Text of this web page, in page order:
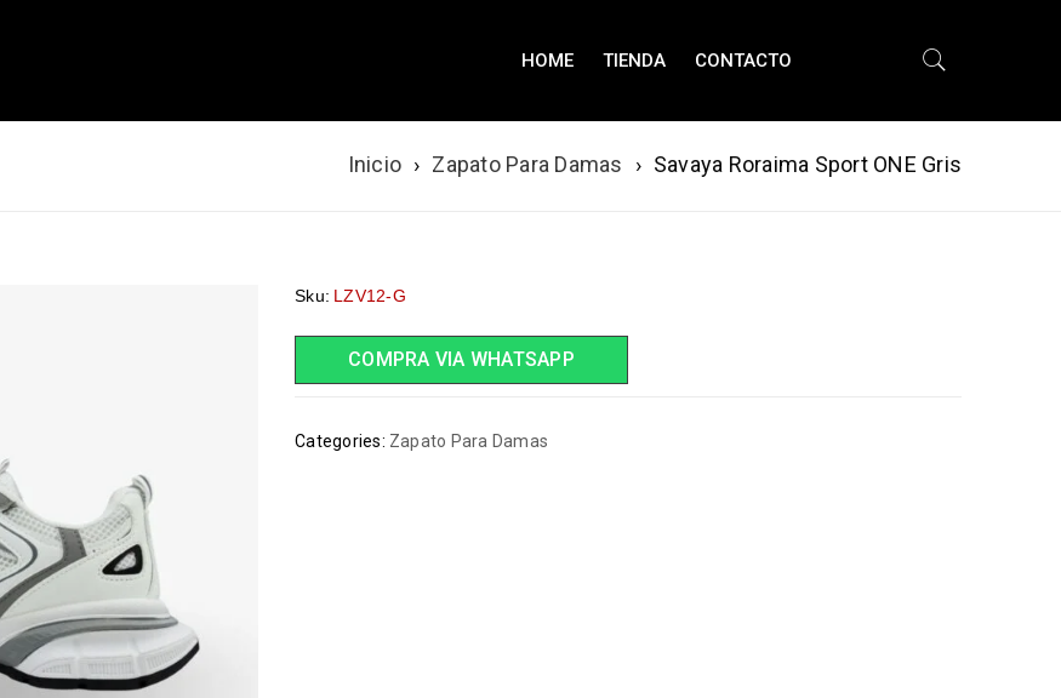
HOME TIENDA CONTACTO
Inicio › Zapato Para Damas › Savaya Roraima Sport ONE Gris
Sku: LZV12-G
COMPRA VIA WHATSAPP
Categories: Zapato Para Damas